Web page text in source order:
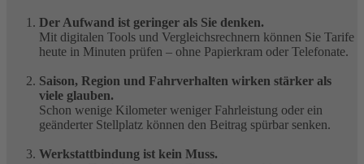
Der Aufwand ist geringer als Sie denken.
Mit digitalen Tools und Vergleichsrechnern können Sie Tarife
heute in Minuten prüfen – ohne Papierkram oder Telefonate.
Saison, Region und Fahrverhalten wirken stärker als
viele glauben.
Schon wenige Kilometer weniger Fahrleistung oder ein
geänderter Stellplatz können den Beitrag spürbar senken.
Werkstattbindung ist kein Muss.